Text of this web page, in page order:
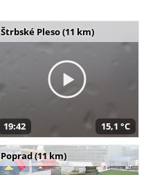
Štrbské Pleso (11 km)
19:42 15,1 °C
Poprad (11 km)